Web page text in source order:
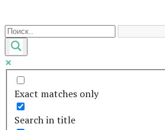
к
контенту
Exact matches only
Search in title